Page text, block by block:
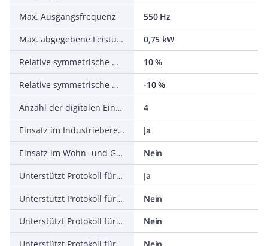
Max. Ausgangsfrequenz
550 Hz
Max. abgegebene Leistung bei linearer Belastung bei Bemessungsausgangsspannung
0,75 kW
Relative symmetrische Netzfrequenztoleranz
10 %
Relative symmetrische Netzspannungstoleranz
-10 %
Anzahl der digitalen Eingänge
4
Einsatz im Industriebereich zulässig
Ja
Einsatz im Wohn- und Gewerbebereich zulässig
Nein
Unterstützt Protokoll für TCP/IP
Ja
Unterstützt Protokoll für PROFIBUS
Nein
Unterstützt Protokoll für CAN
Nein